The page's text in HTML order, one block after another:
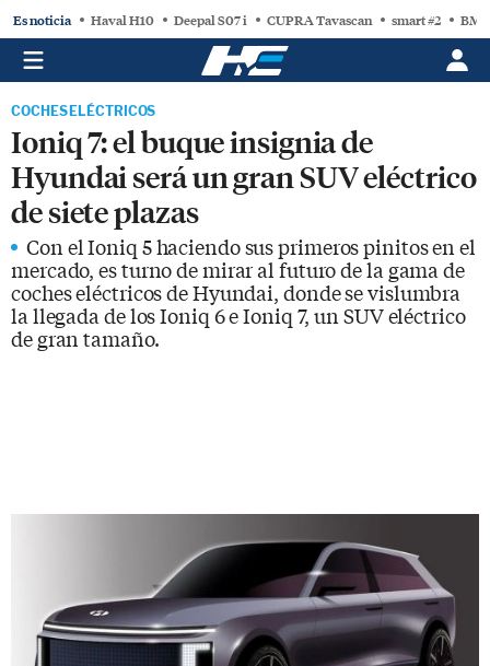
Es noticia Haval H10 Deepal S07 i CUPRA Tavascan smart #2
COCHES ELÉCTRICOS
Ioniq 7: el buque insignia de
Hyundai será un gran SUV eléctrico
de siete plazas
Con el Ioniq 5 haciendo sus primeros pinitos en el
mercado, es turno de mirar al futuro de la gama de
coches eléctricos de Hyundai, donde se vislumbra
la llegada de los Ioniq 6 e Ioniq 7, un SUV eléctrico
de gran tamaño.